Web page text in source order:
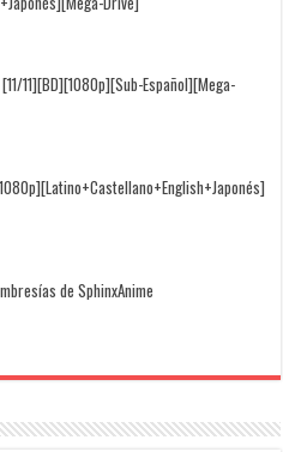
11][BD][1080p][Sub-Español][Mega-
de SphinxAnime